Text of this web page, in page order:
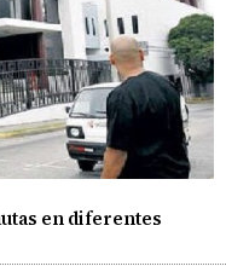
en diferentes